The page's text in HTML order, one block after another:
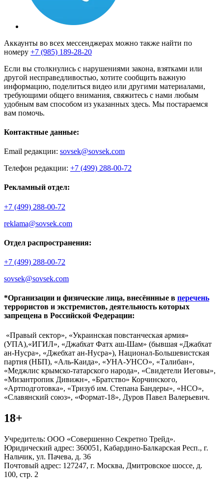
Аккаунты во всех мессенджерах можно также найти по
номеру +7 (985) 189-28-20
Если вы столкнулись с нарушениями закона, взятками или
другой несправедливостью, хотите сообщить важную
информацию, поделиться видео или другими материалами,
требующими общего внимания, свяжитесь с нами любым
удобным вам способом из указанных здесь. Мы постараемся
вам помочь.
Контактные данные:
Email редакции: sovsek@sovsek.com
Телефон редакции: +7 (499) 288-00-72
Рекламный отдел:
+7 (499) 288-00-72
reklama@sovsek.com
Отдел распространения:
+7 (499) 288-00-72
sovsek@sovsek.com
*Организации и физические лица, внесённные в перечень
террористов и экстремистов, деятельность которых
запрещена в Российской Федерации:
«Правый сектор», «Украинская повстанческая армия»
(УПА),«ИГИЛ», «Джабхат Фатх аш-Шам» (бывшая «Джабхат
ан-Нусра», «Джебхат ан-Нусра»), Национал-Большевистская
партия (НБП), «Аль-Каида», «УНА-УНСО», «Талибан»,
«Меджлис крымско-татарского народа», «Свидетели Иеговы»,
«Мизантропик Дивижн», «Братство» Корчинского,
«Артподготовка», «Тризуб им. Степана Бандеры», «НСО»,
«Славянский союз», «Формат-18», Дуров Павел Валерьевич.
18+
Учредитель: ООО «Совершенно Секретно Трейд».
Юридический адрес: 360051, Кабардино-Балкарская Респ., г.
Нальчик, ул. Пачева, д. 36
Почтовый адрес: 127247, г. Москва, Дмитровское шоссе, д.
100, стр. 2